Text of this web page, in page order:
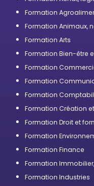
Formation
Formation Animaux,
Formation Arts
Formation Bien-être
Formation
Formation
Formation
Formation Création
Formation Droit et
Formation
Formation Finance
Formation Immobilier,
Formation Industries